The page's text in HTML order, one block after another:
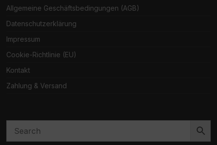
Allgemeine Geschäftsbedingungen (AGB)
Datenschutzerklärung
Impressum
Cookie-Richtlinie (EU)
Kontakt
Zahlung & Versand